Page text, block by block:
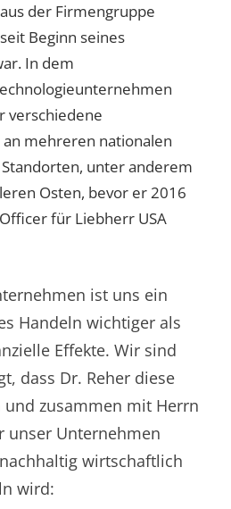
der Firmengruppe
Beginn seines
In dem
verschiedene
mehreren nationalen
unter anderem
Osten, bevor er 2016
für Liebherr USA
ist uns ein
Handeln wichtiger als
Effekte. Wir sind
dass Dr. Reher diese
zusammen mit Herrn
unser Unternehmen
wirtschaftlich
wird: